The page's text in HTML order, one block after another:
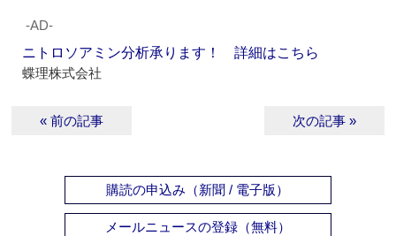
‐AD‐
ニトロソアミン分析承ります！ 詳細はこちら
蝶理株式会社
« 前の記事 次の記事 »
購読の申込み（新聞 / 電子版）
メールニュースの登録（無料）